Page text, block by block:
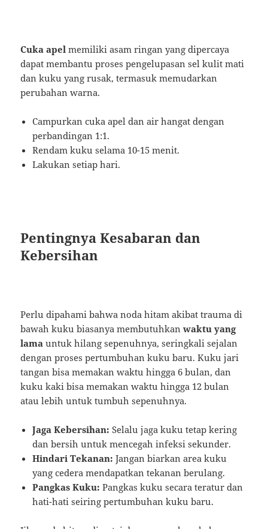
Cuka apel memiliki asam ringan yang dipercaya
dapat membantu proses pengelupasan sel kulit mati
dan kuku yang rusak, termasuk memudarkan
perubahan warna.
Campurkan cuka apel dan air hangat dengan
perbandingan 1:1.
Rendam kuku selama 10-15 menit.
Lakukan setiap hari.
Pentingnya Kesabaran dan
Kebersihan
Perlu dipahami bahwa noda hitam akibat trauma di
bawah kuku biasanya membutuhkanwaktu yang
lama untuk hilang sepenuhnya, seringkali sejalan
dengan proses pertumbuhan kuku baru. Kuku jari
tangan bisa memakan waktu hingga 6 bulan, dan
kuku kaki bisa memakan waktu hingga 12 bulan
atau lebih untuk tumbuh sepenuhnya.
Jaga Kebersihan: Selalu jaga kuku tetap kering
dan bersih untuk mencegah infeksi sekunder.
Hindari Tekanan: Jangan biarkan area kuku
yang cedera mendapatkan tekanan berulang.
Pangkas Kuku: Pangkas kuku secara teratur dan
hati-hati seiring pertumbuhan kuku baru.